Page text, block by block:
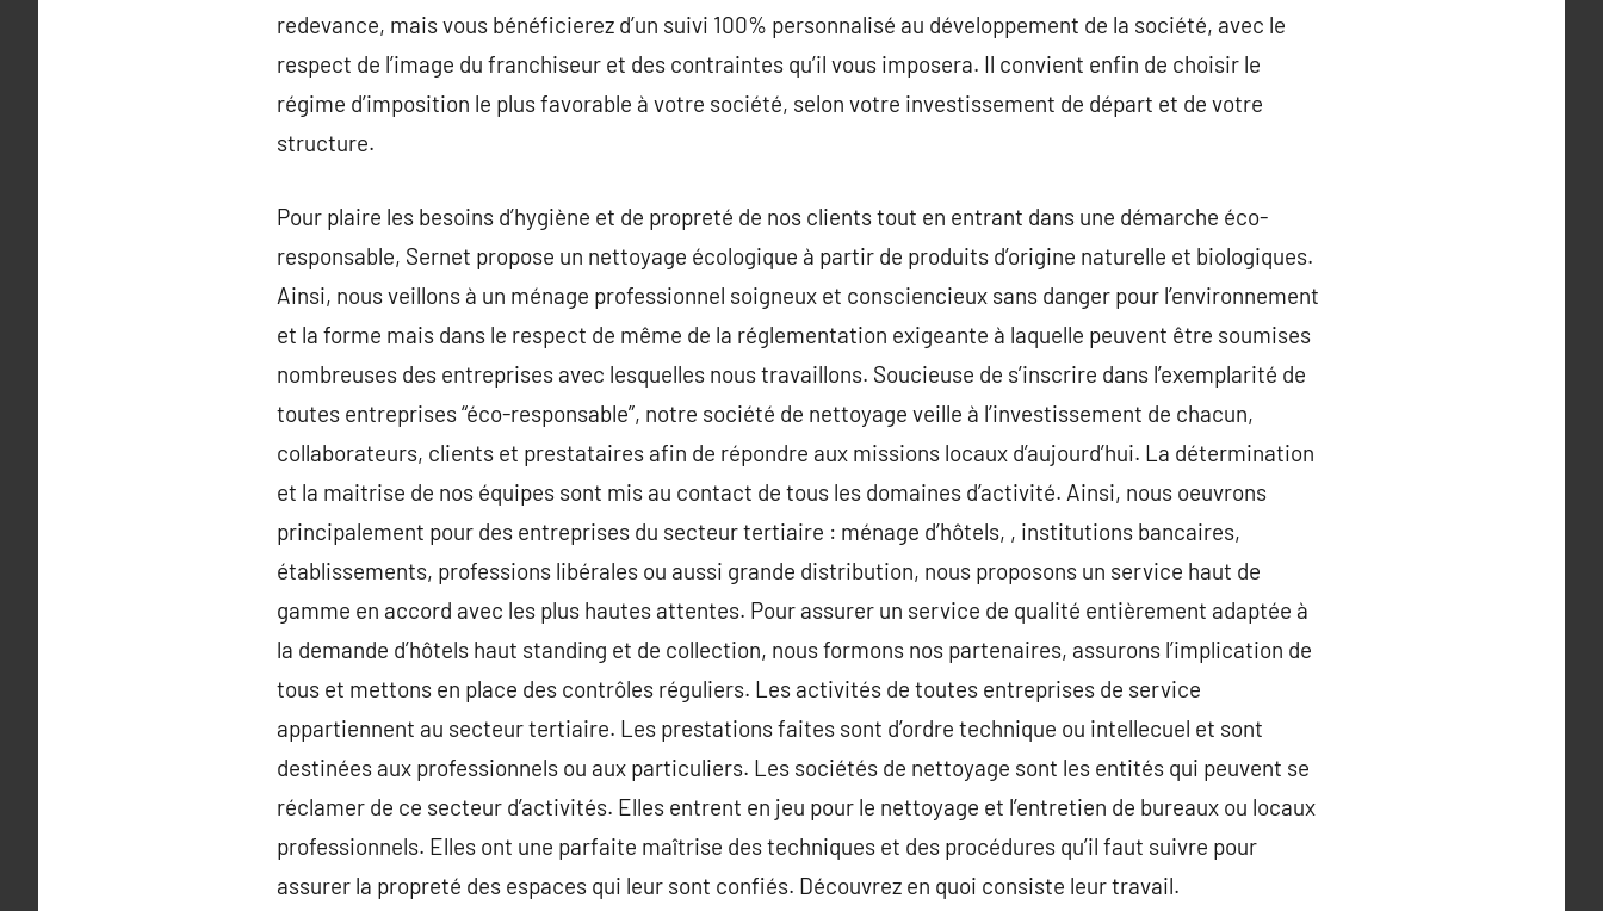
redevance, mais vous bénéficierez d’un suivi 100% personnalisé au développement de la société, avec le
respect de l’image du franchiseur et des contraintes qu’il vous imposera. Il convient enfin de choisir le
régime d’imposition le plus favorable à votre société, selon votre investissement de départ et de votre
structure.
Pour plaire les besoins d’hygiène et de propreté de nos clients tout en entrant dans une démarche éco-
responsable, Sernet propose un nettoyage écologique à partir de produits d’origine naturelle et biologiques.
Ainsi, nous veillons à un ménage professionnel soigneux et consciencieux sans danger pour l’environnement
et la forme mais dans le respect de même de la réglementation exigeante à laquelle peuvent être soumises
nombreuses des entreprises avec lesquelles nous travaillons. Soucieuse de s’inscrire dans l’exemplarité de
toutes entreprises “éco-responsable”, notre société de nettoyage veille à l’investissement de chacun,
collaborateurs, clients et prestataires afin de répondre aux missions locaux d’aujourd’hui. La détermination
et la maitrise de nos équipes sont mis au contact de tous les domaines d’activité. Ainsi, nous oeuvrons
principalement pour des entreprises du secteur tertiaire : ménage d’hôtels, , institutions bancaires,
établissements, professions libérales ou aussi grande distribution, nous proposons un service haut de
gamme en accord avec les plus hautes attentes. Pour assurer un service de qualité entièrement adaptée à
la demande d’hôtels haut standing et de collection, nous formons nos partenaires, assurons l’implication de
tous et mettons en place des contrôles réguliers. Les activités de toutes entreprises de service
appartiennent au secteur tertiaire. Les prestations faites sont d’ordre technique ou intellecuel et sont
destinées aux professionnels ou aux particuliers. Les sociétés de nettoyage sont les entités qui peuvent se
réclamer de ce secteur d’activités. Elles entrent en jeu pour le nettoyage et l’entretien de bureaux ou locaux
professionnels. Elles ont une parfaite maîtrise des techniques et des procédures qu’il faut suivre pour
assurer la propreté des espaces qui leur sont confiés. Découvrez en quoi consiste leur travail.